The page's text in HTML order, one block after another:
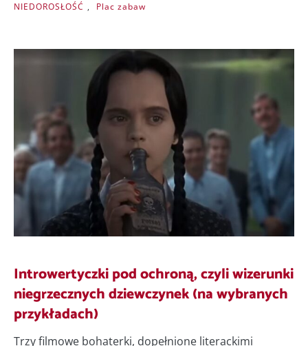
NIEDOROSŁOŚĆ , Plac zabaw
Introwertyczki pod ochroną, czyli wizerunki
niegrzecznych dziewczynek (na wybranych
przykładach)
Trzy filmowe bohaterki, dopełnione literackimi